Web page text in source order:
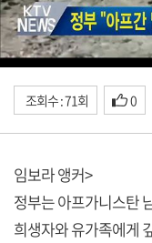
조회수 : 71회 0
임보라 앵커>
정부는 아프가니스탄
희생자와 유가족에게